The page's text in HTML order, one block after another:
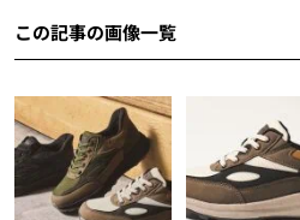
この記事の画像一覧